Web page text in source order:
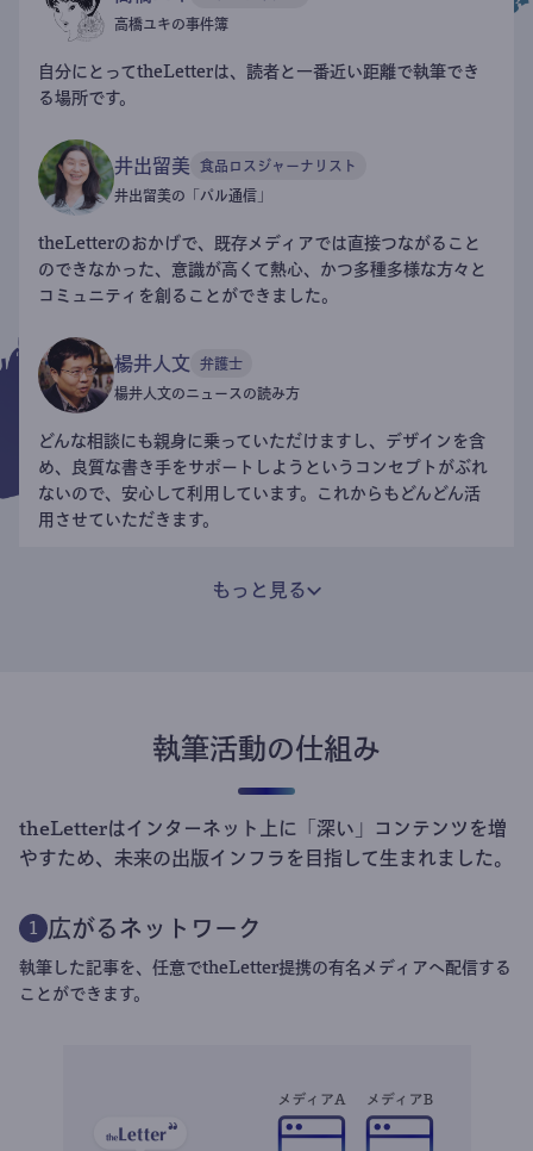
高橋ユキの事件簿
自分にとってtheLetterは、読者と一番近い距離で執筆でき
る場所です。
井出留美 食品ロスジャーナリスト
井出留美の「パル通信」
theLetterのおかげで、既存メディアでは直接つながること
のできなかった、意識が高くて熱心、かつ多種多様な方々と
コミュニティを創ることができました。
楊井人文 弁護士
楊井人文のニュースの読み方
どんな相談にも親身に乗っていただけますし、デザインを含
め、良質な書き手をサポートしようというコンセプトがぶれ
ないので、安心して利用しています。これからもどんどん活
用させていただきます。
もっと見る
執筆活動の仕組み
theLetterはインターネット上に「深い」コンテンツを増
やすため、未来の出版インフラを目指して生まれました。
1 広がるネットワーク
執筆した記事を、任意でtheLetter提携の有名メディアへ配信する
ことができます。